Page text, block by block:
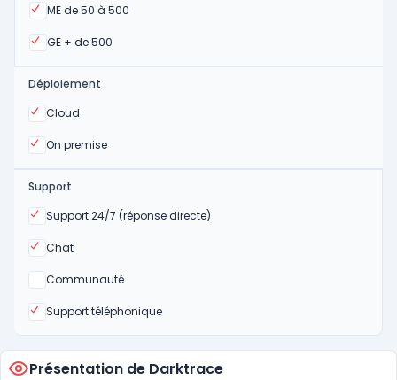
ME de 50 à 500
Oui
GE + de 500
Oui
Déploiement
Cloud
Oui
On premise
Oui
Support
Support 24/7 (réponse directe)
Oui
Chat
Oui
Communauté
Non
Support téléphonique
Oui
Présentation de Darktrace